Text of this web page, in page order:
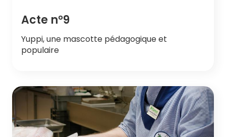
Acte n°9
Yuppi, une mascotte pédagogique et
populaire